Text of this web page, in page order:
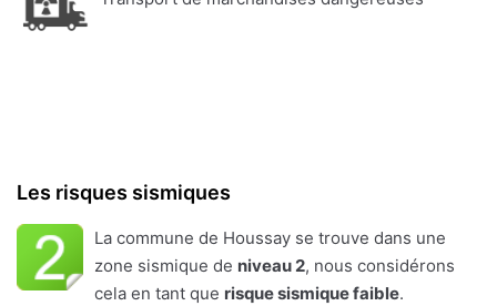
Les risques sismiques
La commune de Houssay se trouve dans une
zone sismique de niveau 2, nous considérons
cela en tant que risque sismique faible.